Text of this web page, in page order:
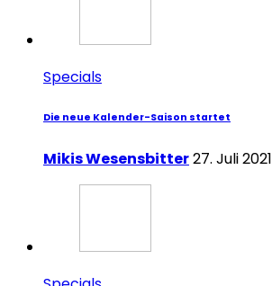
Specials
Die neue Kalender-Saison startet
Mikis Wesensbitter27. Juli 2021